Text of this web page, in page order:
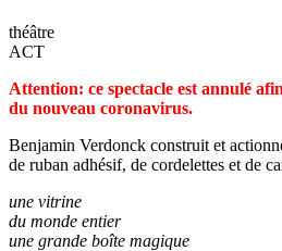
théâtre
ACT
Attention: ce spectacle est annulé
du nouveau coronavirus.
Benjamin Verdonck construit et
de ruban adhésif, de cordelettes et de
une vitrine
du monde entier
une grande boîte magique